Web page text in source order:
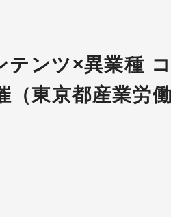
テンツ×異業種
（東京都産業労働